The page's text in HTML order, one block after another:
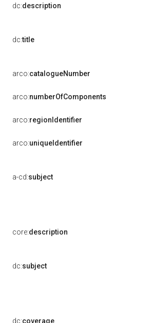
dc:description
dc:title
arco:catalogueNumber
arco:numberOfComponents
arco:regionIdentifier
arco:uniqueIdentifier
a-cd:subject
core:description
dc:subject
dc:coverage